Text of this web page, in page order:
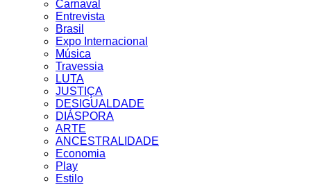
Carnaval
Entrevista
Brasil
Expo Internacional
Música
Travessia
LUTA
JUSTIÇA
DESIGUALDADE
DIÁSPORA
ARTE
ANCESTRALIDADE
Economia
Play
Estilo